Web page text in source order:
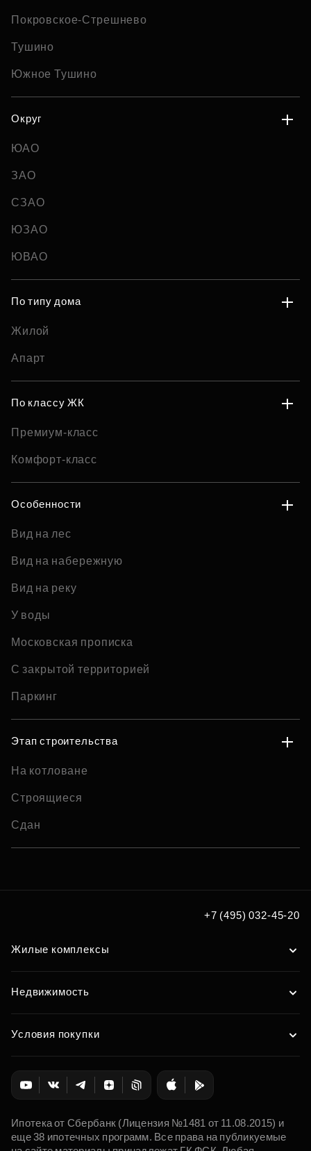
Покровское-Стрешнево
Тушино
Южное Тушино
Округ
ЮАО
ЗАО
СЗАО
ЮЗАО
ЮВАО
По типу дома
Жилой
Апарт
По классу ЖК
Премиум-класс
Комфорт-класс
Особенности
Вид на лес
Вид на набережную
Вид на реку
У воды
Московская прописка
С закрытой территорией
Паркинг
Этап строительства
На котловане
Строящиеся
Сдан
+7 (495) 032-45-20
Жилые комплексы
Недвижимость
Условия покупки
Ипотека от Сбербанк (Лицензия №1481 от 11.08.2015) и
еще 38 ипотечных программ. Все права на публикуемые